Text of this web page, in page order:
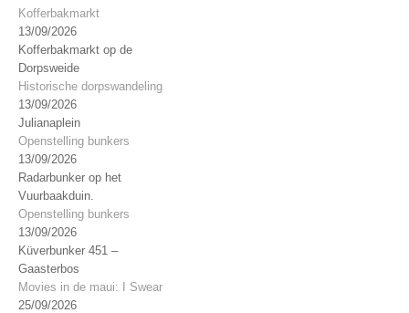
Kofferbakmarkt
13/09/2026
Kofferbakmarkt op de
Dorpsweide
Historische dorpswandeling
13/09/2026
Julianaplein
Openstelling bunkers
13/09/2026
Radarbunker op het
Vuurbaakduin.
Openstelling bunkers
13/09/2026
Küverbunker 451 –
Gaasterbos
Movies in de maui: I Swear
25/09/2026